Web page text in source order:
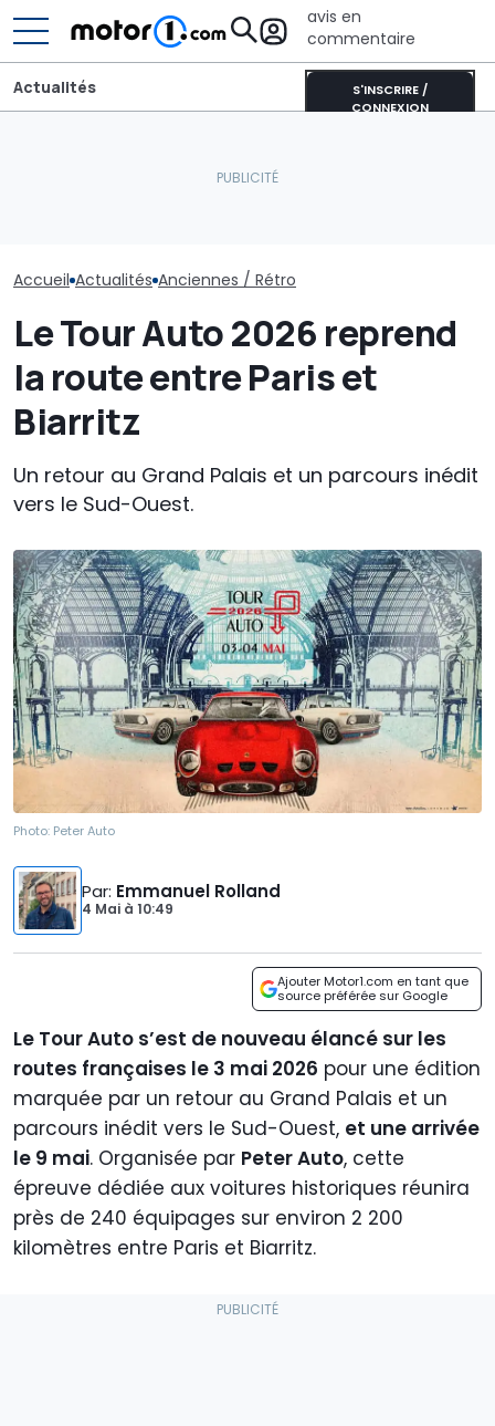
avis en
commentaire
S'INSCRIRE /
CONNEXION
Actualités
Accueil Actualités Anciennes / Rétro
Le Tour Auto 2026 reprend
la route entre Paris et
Biarritz
Un retour au Grand Palais et un parcours inédit
vers le Sud-Ouest.
Photo: Peter Auto
Par: Emmanuel Rolland
4 Mai à 10:49
Ajouter Motor1.com en tant que
source préférée sur Google
Le Tour Auto s’est de nouveau élancé sur les
routes françaises le 3 mai 2026 pour une édition
marquée par un retour au Grand Palais et un
parcours inédit vers le Sud-Ouest, et une arrivée
le 9 mai. Organisée par Peter Auto, cette
épreuve dédiée aux voitures historiques réunira
près de 240 équipages sur environ 2 200
kilomètres entre Paris et Biarritz.